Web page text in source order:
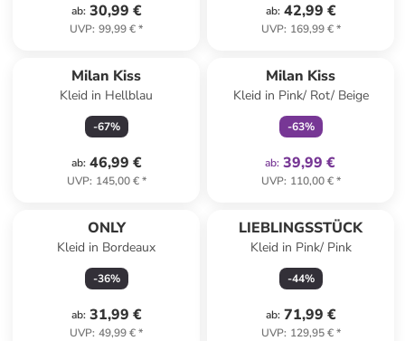
ab: 30,99 €
UVP: 99,99 €*
ab: 42,99 €
UVP: 169,99 €*
Milan Kiss
Kleid in Hellblau
-67%
ab: 46,99 €
UVP: 145,00 €*
Milan Kiss
Kleid in Pink/ Rot/ Beige
-63%
ab: 39,99 €
UVP: 110,00 €*
ONLY
Kleid in Bordeaux
-36%
ab: 31,99 €
UVP: 49,99 €*
LIEBLINGSSTÜCK
Kleid in Pink/ Pink
-44%
ab: 71,99 €
UVP: 129,95 €*